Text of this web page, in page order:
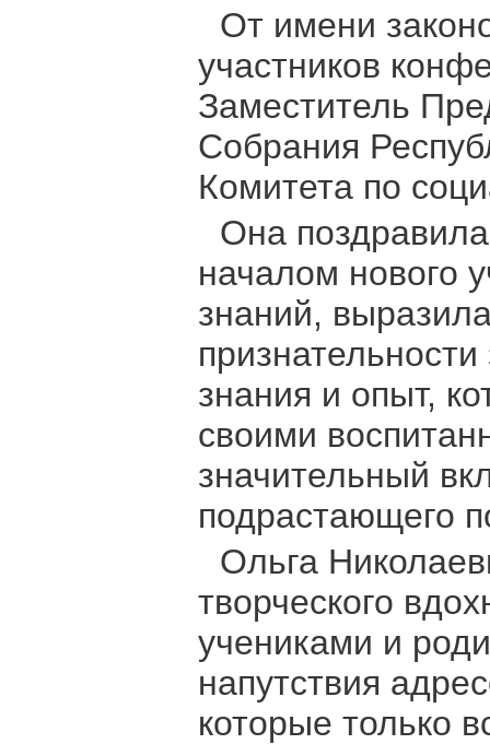
От имени
участников
Заместитель
Собрания
Комитета по
Она
началом нового
знаний,
знания и опыт,
своими
значительный
подрастающего
Ольга
творческого
учениками и
напутствия
которые только